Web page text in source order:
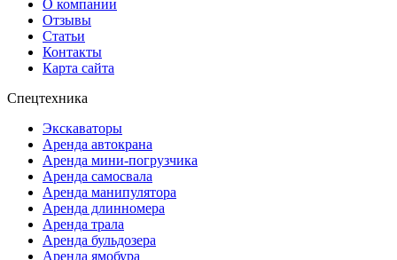
О компании
Отзывы
Статьи
Контакты
Карта сайта
Спецтехника
Экскаваторы
Аренда автокрана
Аренда мини-погрузчика
Аренда самосвала
Аренда манипулятора
Аренда длинномера
Аренда трала
Аренда бульдозера
Аренда ямобура